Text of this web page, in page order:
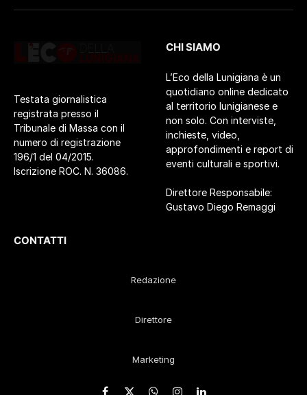
Testata giornalistica
registrata presso il
Tribunale di Massa con il
numero di registrazione
196/1 del 04/2015.
Iscrizione ROC. N. 36086.
CHI SIAMO
L’Eco della Lunigiana è un
quotidiano online dedicato
al territorio lunigianese e
non solo. Con interviste,
inchieste, video,
approfondimenti e report di
eventi culturali e sportivi.
Direttore Responsabile:
Gustavo Diego Remaggi
CONTATTI
Redazione
Direttore
Marketing